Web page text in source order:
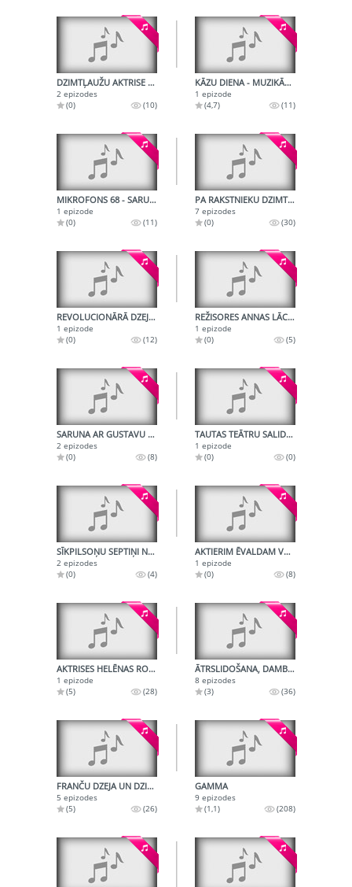
DZIMTĻAUŽU AKTRISE - MŪZIKĀLA NOVELE
2 epizodes
(0)
(10)
KĀZU DIENA - MUZIKĀLA NOVELE
1 epizode
(4,7)
(11)
MIKROFONS 68 - SARUNA AR ŠĶĒPMETĒJU JĀNI LŪSI
1 epizode
(0)
(11)
PA RAKSTNIEKU DZIMTAJĀM VIETĀM
7 epizodes
(0)
(30)
REVOLUCIONĀRĀ DZEJNIECE ASTRA LAIKABIEDRU ATMIŅĀS
1 epizode
(0)
(12)
REŽISORES ANNAS LĀCIS DAIĻRADE
1 epizode
(0)
(5)
SARUNA AR GUSTAVU ERNESAKU
2 epizodes
(0)
(8)
TAUTAS TEĀTRU SALIDOJUMS SMILTENĒ
1 epizode
(0)
(0)
SĪKPILSOŅU SEPTIŅI NĀVES GRĒKI
2 epizodes
(0)
(4)
AKTIERIM ĒVALDAM VALTERAM - 75
1 epizode
(0)
(8)
AKTRISES HELĒNAS ROMANOVAS DAIĻRADE
1 epizode
(5)
(28)
ĀTRSLIDOŠANA, DAMBRETE UN ŠĶĒPMEŠANA
8 epizodes
(3)
(36)
FRANČU DZEJA UN DZIESMA
5 epizodes
(5)
(26)
GAMMA
9 epizodes
(1,1)
(208)